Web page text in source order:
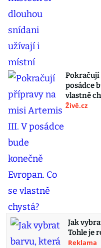
posádce
vlastně
Živě.cz
Jak
Tohle je
Reklama